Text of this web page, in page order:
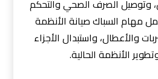
وتوصيل الصرف الصحي والتحكم
مهام السباك صيانة الأنظمة
والأعطال، واستبدال الأجزاء
الأنظمة الحالية.